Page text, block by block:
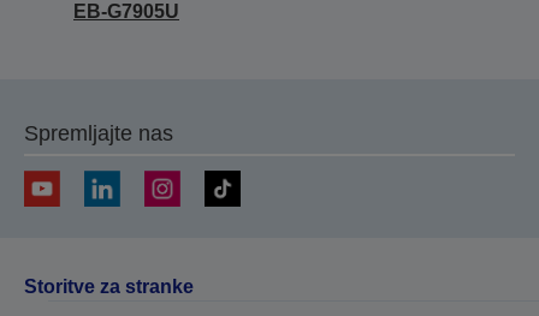
EB-G7905U
Spremljajte nas
Storitve za stranke